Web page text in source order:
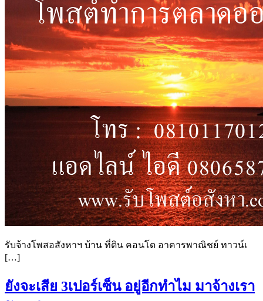
รับจ้างโพสอสังหาฯ บ้าน ที่ดิน คอนโด อาคารพาณิชย์ ทาวน์เ
[…]
ยังจะเสีย 3เปอร์เซ็น อยู่อีกทำไม มาจ้างเรา